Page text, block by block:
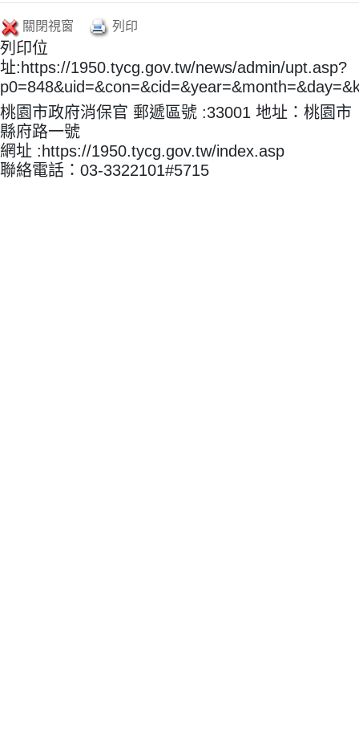
關閉視窗 列印
列印位
址:https://1950.tycg.gov.tw/news/admin/upt.asp?
桃園市政府消保官 郵遞區號 :33001 地址：桃園市
縣府路一號
網址 :https://1950.tycg.gov.tw/index.asp
聯絡電話：03-3322101#5715